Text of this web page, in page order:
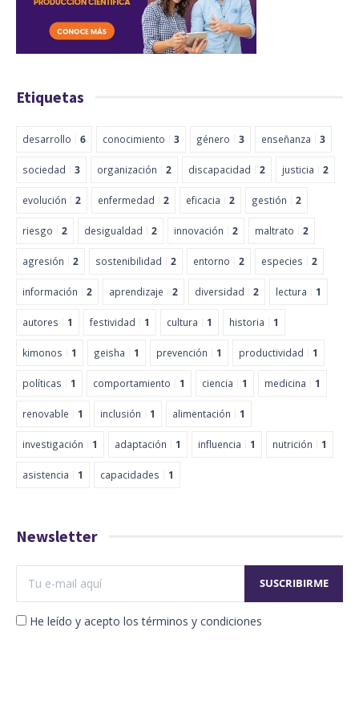
Etiquetas
desarrollo 6 conocimiento 3 género 3 enseñanza 3
sociedad 3 organización 2 discapacidad 2 justicia 2
evolución 2 enfermedad 2 eficacia 2 gestión 2
riesgo 2 desigualdad 2 innovación 2 maltrato 2
agresión 2 sostenibilidad 2 entorno 2 especies 2
información 2 aprendizaje 2 diversidad 2 lectura 1
autores 1 festividad 1 cultura 1 historia 1
kimonos 1 geisha 1 prevención 1 productividad 1
políticas 1 comportamiento 1 ciencia 1 medicina 1
renovable 1 inclusión 1 alimentación 1
investigación 1 adaptación 1 influencia 1 nutrición 1
asistencia 1 capacidades 1
Newsletter
He leído y acepto los términos y condiciones